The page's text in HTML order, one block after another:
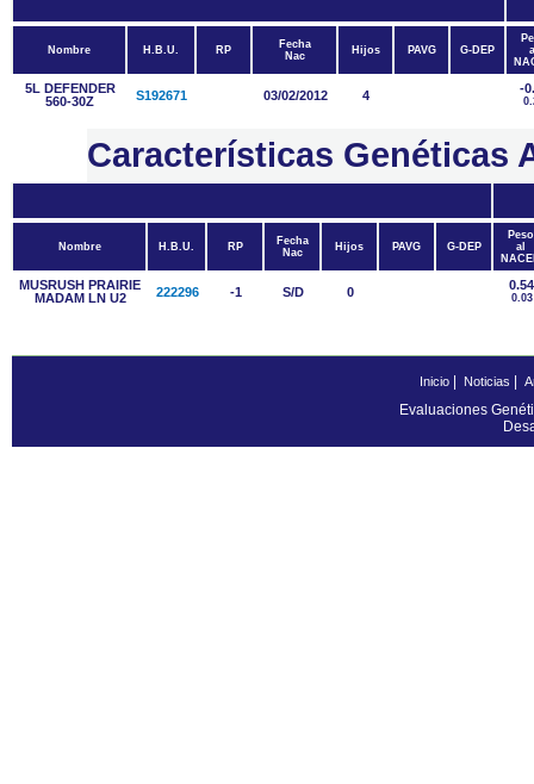
Nombre H.B.U. RP
Fecha
Nac
Hijos PAVG G-DEP
5L DEFENDER
560-30Z
S192671 03/02/2012 4 -
Características Genéticas
Nombre H.B.U. RP
Fecha
Nac
Hijos PAVG G-DEP
Peso
al
MUSRUSH PRAIRIE
MADAM LN U2
222296 -1 S/D 0 0.54
0.03
Inicio| Noticias
Evaluaciones